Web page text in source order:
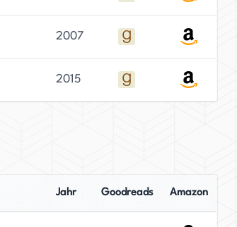
2007
2015
Jahr Goodreads Amazon